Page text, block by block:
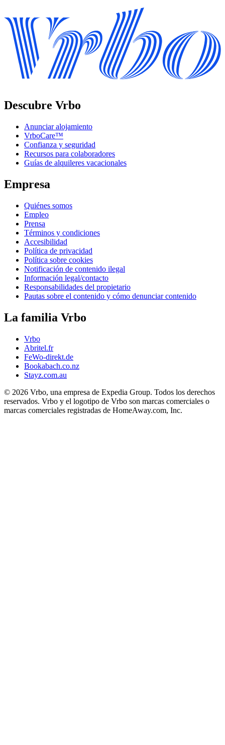
Descubre Vrbo
Anunciar alojamiento
VrboCare™
Confianza y seguridad
Recursos para colaboradores
Guías de alquileres vacacionales
Empresa
Quiénes somos
Empleo
Prensa
Términos y condiciones
Accesibilidad
Política de privacidad
Política sobre cookies
Notificación de contenido ilegal
Información legal/contacto
Responsabilidades del propietario
Pautas sobre el contenido y cómo denunciar contenido
La familia Vrbo
Vrbo
Abritel.fr
FeWo-direkt.de
Bookabach.co.nz
Stayz.com.au
© 2026 Vrbo, una empresa de Expedia Group. Todos los derechos
reservados. Vrbo y el logotipo de Vrbo son marcas comerciales o
marcas comerciales registradas de HomeAway.com, Inc.